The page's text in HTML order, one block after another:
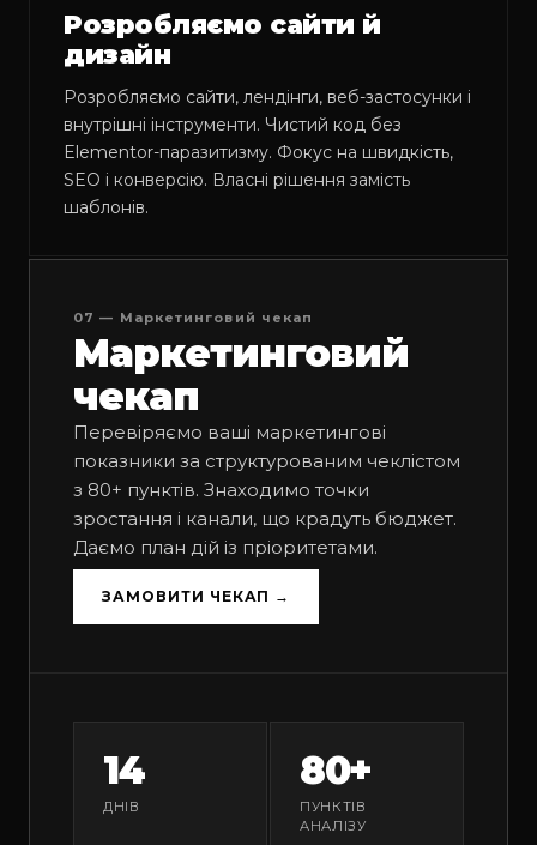
Розробляємо сайти й
дизайн
Розробляємо сайти, лендінги, веб-застосунки і
внутрішні інструменти. Чистий код без
Elementor-паразитизму. Фокус на швидкість,
SEO і конверсію. Власні рішення замість
шаблонів.
07 — Маркетинговий чекап
Маркетинговий
чекап
Перевіряємо ваші маркетингові
показники за структурованим чеклістом
з 80+ пунктів. Знаходимо точки
зростання і канали, що крадуть бюджет.
Даємо план дій із пріоритетами.
ЗАМОВИТИ ЧЕКАП →
14
ДНІВ
80+
ПУНКТІВ
АНАЛІЗУ